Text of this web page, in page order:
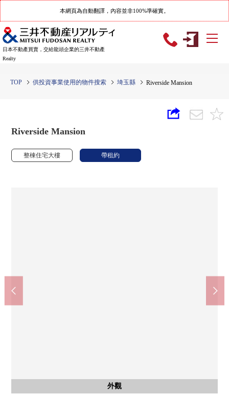
本網頁為自動翻譯，內容並非100%準確實。
日本不動產買賣，交給龍頭企業的三井不動產
Realty
TOP 供投資事業使用的物件搜索 埼玉縣 Riverside Mansion
Riverside Mansion
整棟住宅大樓 帶租約
外觀
外觀
外觀
外觀
含有前面道路的外觀
東南一側前面道路
含有前面道路的外觀
東南一側前面道路
含有前面道路的外觀
東北一側前面道路
含有前面道路的外觀
東北一側前面道路
其他
邸宅名牌
外觀
外觀
上青木小學(約1100m)
上青木中學(約1200m)
Yaoko川口SKIP城店(約645m)
永旺夢樂城川口(約940m)